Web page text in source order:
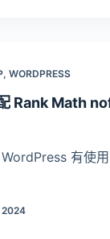
, WORDPRESS
Rank Math
有使
2024